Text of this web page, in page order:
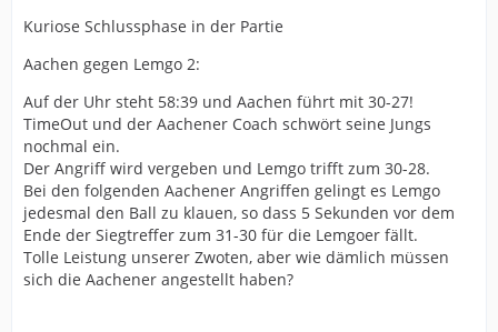
Kuriose Schlussphase in der Partie
Aachen gegen Lemgo 2:
Auf der Uhr steht 58:39 und Aachen führt mit 30-27!
TimeOut und der Aachener Coach schwört seine Jungs
nochmal ein.
Der Angriff wird vergeben und Lemgo trifft zum 30-28.
Bei den folgenden Aachener Angriffen gelingt es Lemgo
jedesmal den Ball zu klauen, so dass 5 Sekunden vor dem
Ende der Siegtreffer zum 31-30 für die Lemgoer fällt.
Tolle Leistung unserer Zwoten, aber wie dämlich müssen
sich die Aachener angestellt haben?